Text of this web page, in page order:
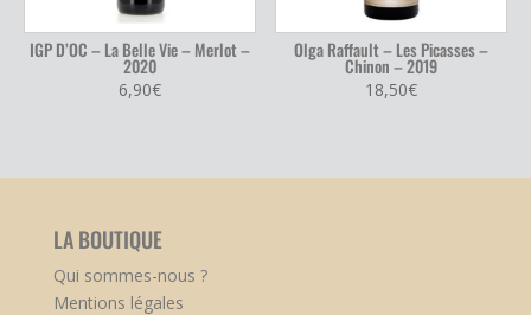
IGP D’OC – La Belle Vie – Merlot –
2020
6,90€
Olga Raffault – Les Picasses –
Chinon – 2019
18,50€
LA BOUTIQUE
Qui sommes-nous ?
Mentions légales